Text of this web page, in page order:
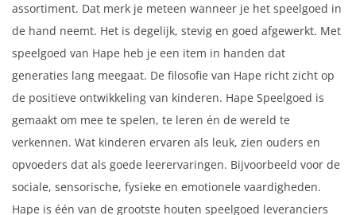
assortiment. Dat merk je meteen wanneer je het speelgoed in
de hand neemt. Het is degelijk, stevig en goed afgewerkt. Met
speelgoed van Hape heb je een item in handen dat
generaties lang meegaat. De filosofie van Hape richt zicht op
de positieve ontwikkeling van kinderen. Hape Speelgoed is
gemaakt om mee te spelen, te leren én de wereld te
verkennen. Wat kinderen ervaren als leuk, zien ouders en
opvoeders dat als goede leerervaringen. Bijvoorbeeld voor de
sociale, sensorische, fysieke en emotionele vaardigheden.
Hape is één van de grootste houten speelgoed leveranciers